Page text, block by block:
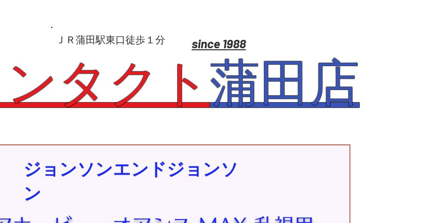
​ＪＲ蒲田駅東口徒歩１分
タクト 蒲田店
since 1988
ジョンソンエンドジョンソ
ン